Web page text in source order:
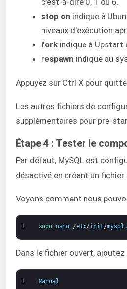
c'est-à-dire 0, 1 ou 6.
stop on indique à
niveaux d'exécution
fork indique à Upstart
respawn indique au
Appuyez sur Ctrl X pour
Les autres fichiers de
supplémentaires pour pre-
Étape 4 : Tester le
Par défaut, MySQL est
désactivé en créant un fichier
Voyons comment nous
1 sudo nano /etc/init/mysql .
Dans le fichier ouvert, ajoutez
1 Manual